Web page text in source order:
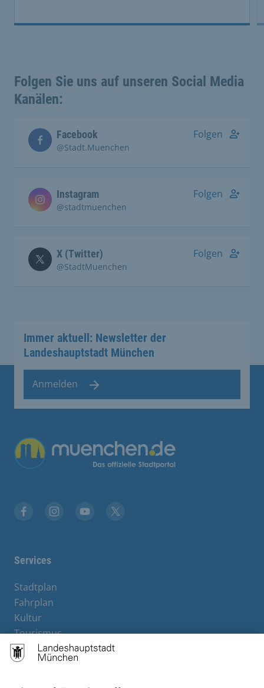
Folgen Sie uns auf unseren Social Media
Kanälen:
Facebook
@Stadt.Muenchen
Folgen
Instagram
@stadtmuenchen
Folgen
X (Twitter)
@StadtMuenchen
Folgen
Immer aktuell: Newsletter der
Landeshauptstadt München
Anmelden
Services
Stadtplan
Fahrplan
Kultur
Tourismus
M-Strom
Bürgerservice